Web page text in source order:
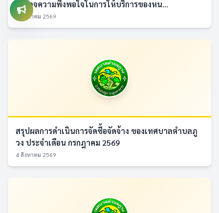
สำรวจความพึงพอใจในการให้บริการของหน...
7 สิงหาคม 2569
สรุปผลการดำเนินการจัดซื้อจัดจ้าง ของเทศบาลตำบลภู
วง ประจำเดือน กรกฎาคม 2569
4 สิงหาคม 2569